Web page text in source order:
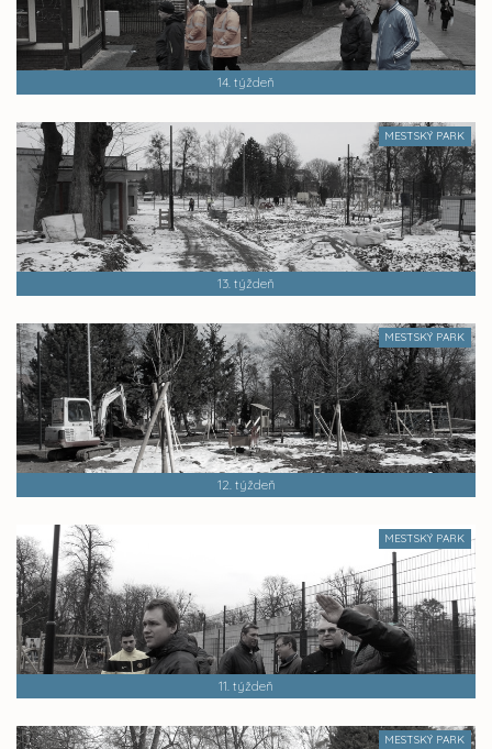
14. týždeň
MESTSKÝ PARK
13. týždeň
MESTSKÝ PARK
12. týždeň
MESTSKÝ PARK
11. týždeň
MESTSKÝ PARK